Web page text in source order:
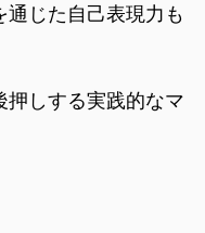
じた自己表現力も
押しする実践的なマ